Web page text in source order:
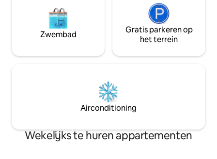
Zwembad
Gratis parkeren op
het terrein
Airconditioning
Wekelijks te huren appartementen